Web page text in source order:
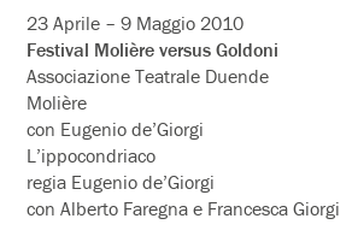
23 Aprile – 9 Maggio 2010
Festival Molière versus Goldoni
Associazione Teatrale Duende
Molière
con Eugenio de’Giorgi
L’ippocondriaco
regia Eugenio de’Giorgi
con Alberto Faregna e Francesca Giorgi